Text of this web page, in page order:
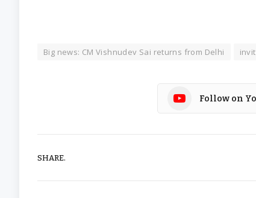
Big news: CM Vishnudev Sai returns from Delhi
Follow on
SHARE.